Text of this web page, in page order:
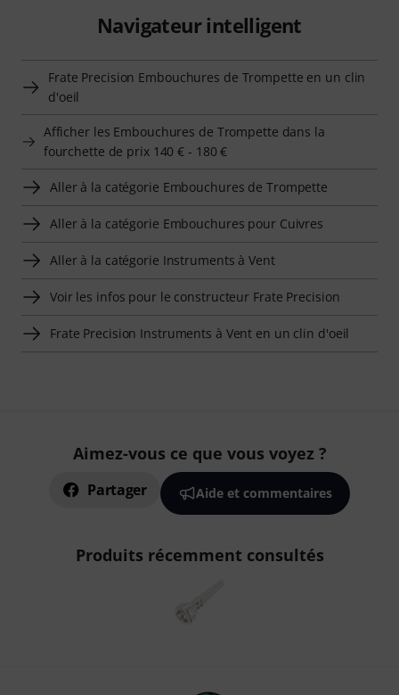
Navigateur intelligent
Frate Precision Embouchures de Trompette en un clin
d'oeil
Afficher les Embouchures de Trompette dans la
fourchette de prix 140 € - 180 €
Aller à la catégorie Embouchures de Trompette
Aller à la catégorie Embouchures pour Cuivres
Aller à la catégorie Instruments à Vent
Voir les infos pour le constructeur Frate Precision
Frate Precision Instruments à Vent en un clin d'oeil
Aimez-vous ce que vous voyez ?
Partager Aide et commentaires
Produits récemment consultés